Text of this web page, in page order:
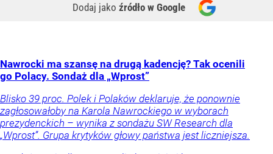
Dodaj jako źródło w Google
Nawrocki ma szansę na drugą kadencję? Tak ocenili
go Polacy. Sondaż dla „Wprost”
Blisko 39 proc. Polek i Polaków deklaruje, że ponownie
zagłosowałoby na Karola Nawrockiego w wyborach
prezydenckich – wynika z sondażu SW Research dla
„Wprost”. Grupa krytyków głowy państwa jest liczniejsza.